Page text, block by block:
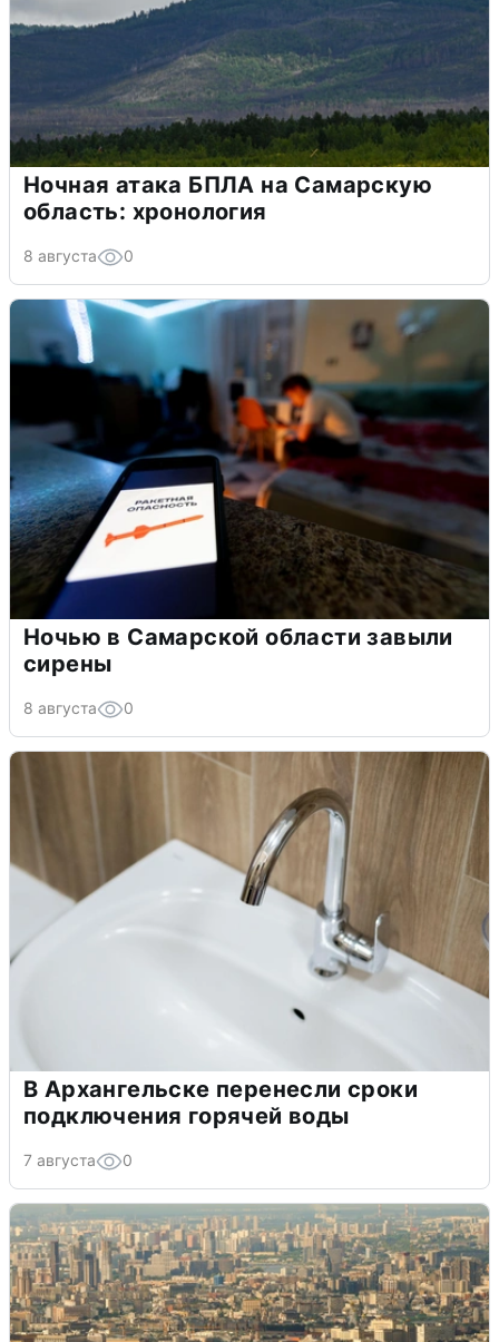
Ночная атака БПЛА на Самарскую
область: хронология
8 августа 0
Ночью в Самарской области завыли
сирены
8 августа 0
В Архангельске перенесли сроки
подключения горячей воды
7 августа 0